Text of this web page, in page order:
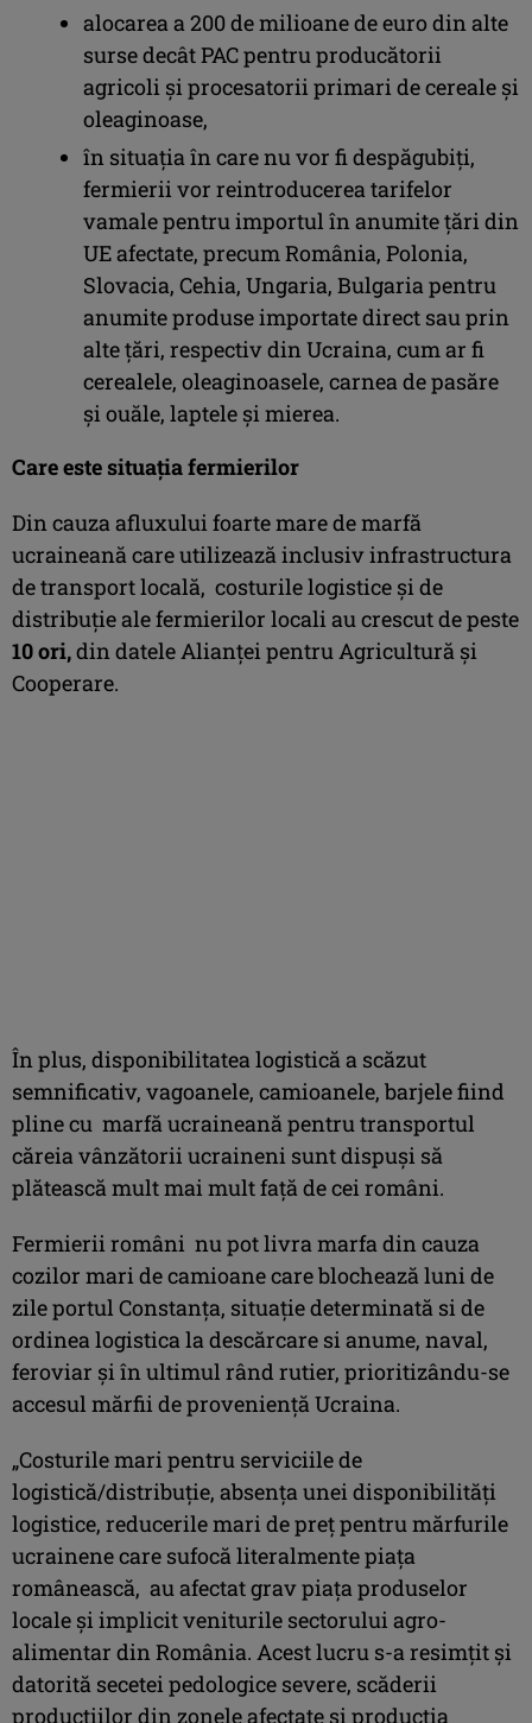
alocarea a 200 de milioane de euro din alte
surse decât PAC pentru producătorii
agricoli și procesatorii primari de cereale și
oleaginoase,
în situația în care nu vor fi despăgubiți,
fermierii vor reintroducerea tarifelor
vamale pentru importul în anumite țări din
UE afectate, precum România, Polonia,
Slovacia, Cehia, Ungaria, Bulgaria pentru
anumite produse importate direct sau prin
alte țări, respectiv din Ucraina, cum ar fi
cerealele, oleaginoasele, carnea de pasăre
și ouăle, laptele și mierea.
Care este situația fermierilor
Din cauza afluxului foarte mare de marfă
ucraineană care utilizează inclusiv infrastructura
de transport locală, costurile logistice și de
distribuție ale fermierilor locali au crescut de peste
10 ori,din datele Alianței pentru Agricultură și
Cooperare.
În plus, disponibilitatea logistică a scăzut
semnificativ, vagoanele, camioanele, barjele fiind
pline cu marfă ucraineană pentru transportul
căreia vânzătorii ucraineni sunt dispuși să
plătească mult mai mult față de cei români.
Fermierii români nu pot livra marfa din cauza
cozilor mari de camioane care blochează luni de
zile portul Constanța, situație determinată si de
ordinea logistica la descărcare si anume, naval,
feroviar și în ultimul rând rutier, prioritizându-se
accesul mărfii de proveniență Ucraina.
„Costurile mari pentru serviciile de
logistică/distribuție, absența unei disponibilități
logistice, reducerile mari de preț pentru mărfurile
ucrainene care sufocă literalmente piața
românească, au afectat grav piața produselor
locale și implicit veniturile sectorului agro-
alimentar din România. Acest lucru s-a resimțit și
datorită secetei pedologice severe, scăderii
producțiilor din zonele afectate și producția